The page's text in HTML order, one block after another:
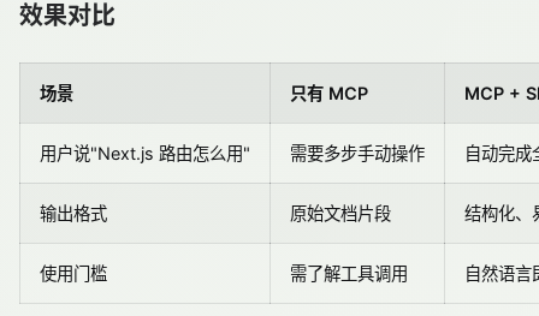
效果对比
场景 只有 MCP MCP +
用户说"Next.js 路由怎么用" 需要多步手动操作 自动完成
输出格式 原始文档片段 结构化、
使用门槛 需了解工具调用 自然语言